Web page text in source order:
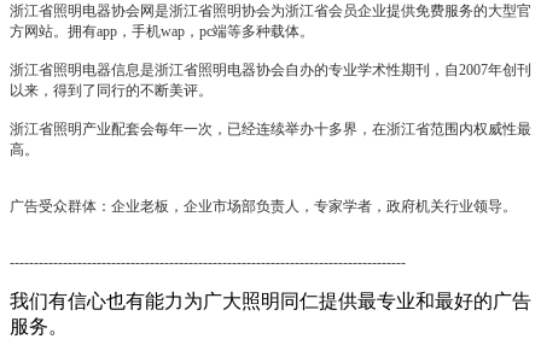
浙江省照明电器协会网是浙江省照明协会为浙江省会员企业提供免费服务的大型官
方网站。拥有app，手机wap，pc端等多种载体。
浙江省照明电器信息是浙江省照明电器协会自办的专业学术性期刊，自2007年创刊
以来，得到了同行的不断美评。
浙江省照明产业配套会每年一次，已经连续举办十多界，在浙江省范围内权威性最
高。
广告受众群体：企业老板，企业市场部负责人，专家学者，政府机关行业领导。
----------------------------------------------------------------------------------
我们有信心也有能力为广大照明同仁提供最专业和最好的广告
服务。